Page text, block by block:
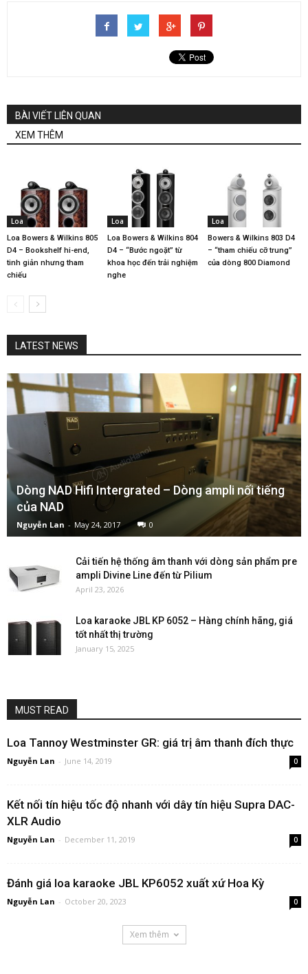
BÀI VIẾT LIÊN QUAN
XEM THÊM
Loa
Loa Bowers & Wilkins 805
D4 – Bookshelf hi-end,
tinh giản nhưng tham
chiếu
Loa
Loa Bowers & Wilkins 804
D4 – “Bước ngoặt” từ
khoa học đến trải nghiệm
nghe
Loa
Bowers & Wilkins 803 D4
– “tham chiếu cỡ trung”
của dòng 800 Diamond
LATEST NEWS
Dòng NAD Hifi Intergrated – Dòng ampli nối tiếng
của NAD
Nguyễn Lan - May 24, 2017 0
Cải tiến hệ thống âm thanh với dòng sản phẩm pre
ampli Divine Line đến từ Pilium
April 23, 2026
Loa karaoke JBL KP 6052 – Hàng chính hãng, giá
tốt nhất thị trường
January 15, 2025
MUST READ
Loa Tannoy Westminster GR: giá trị âm thanh đích thực
Nguyễn Lan - June 14, 2019 0
Kết nối tín hiệu tốc độ nhanh với dây tín hiệu Supra DAC-
XLR Audio
Nguyễn Lan - December 11, 2019 0
Đánh giá loa karaoke JBL KP6052 xuất xứ Hoa Kỳ
Nguyễn Lan - October 20, 2023 0
Xem thêm